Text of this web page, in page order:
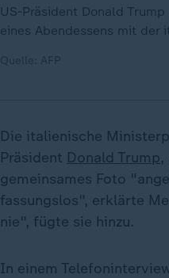
US-Präsident Donald
eines Abendessens mit der
Die italienische
Präsident Donald Trump,
gemeinsames Foto
fassungslos", erklärte
nie", fügte sie hinzu.
In einem